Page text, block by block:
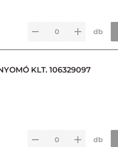
db
KLT. 106329097
db